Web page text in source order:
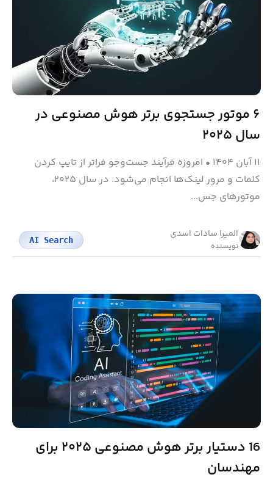
۶ موتور جستجوی برتر هوش مصنوعی در
سال ۲۰۲۵
۱۱ آبان ۱۴۰۴ • امروزه فرآیند جست‌وجو فراتر از تایپ کردن
کلمات و مرور لینک‌ها انجام می‌شود. در سال ۲۰۲۵،
موتورهای جس...
المیرا سادات اسدی
نویسنده
AI Search
16 دستیار برتر هوش مصنوعی ۲۰۲۵ برای
مهندسان